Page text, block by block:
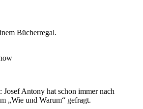
Josef Antony hat schon immer nach
„Wie und Warum“ gefragt.